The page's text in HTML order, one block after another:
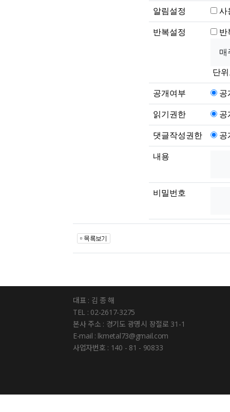
알림설정 사
반복설정
단
공개여부
읽기권한
댓글작성권한
내용
비밀번호
대표 : 김 종 해
TEL : 02-2617-3275
본사 주소 : 경기도 광명시 장절로 31-1
E-mail : lkmetal73@gmail.com
사업자번호 : 140 - 81 - 90833